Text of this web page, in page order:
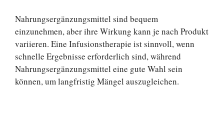
Nahrungsergänzungsmittel sind bequem
einzunehmen, aber ihre Wirkung kann je nach Produkt
variieren. Eine Infusionstherapie ist sinnvoll, wenn
schnelle Ergebnisse erforderlich sind, während
Nahrungsergänzungsmittel eine gute Wahl sein
können, um langfristig Mängel auszugleichen.